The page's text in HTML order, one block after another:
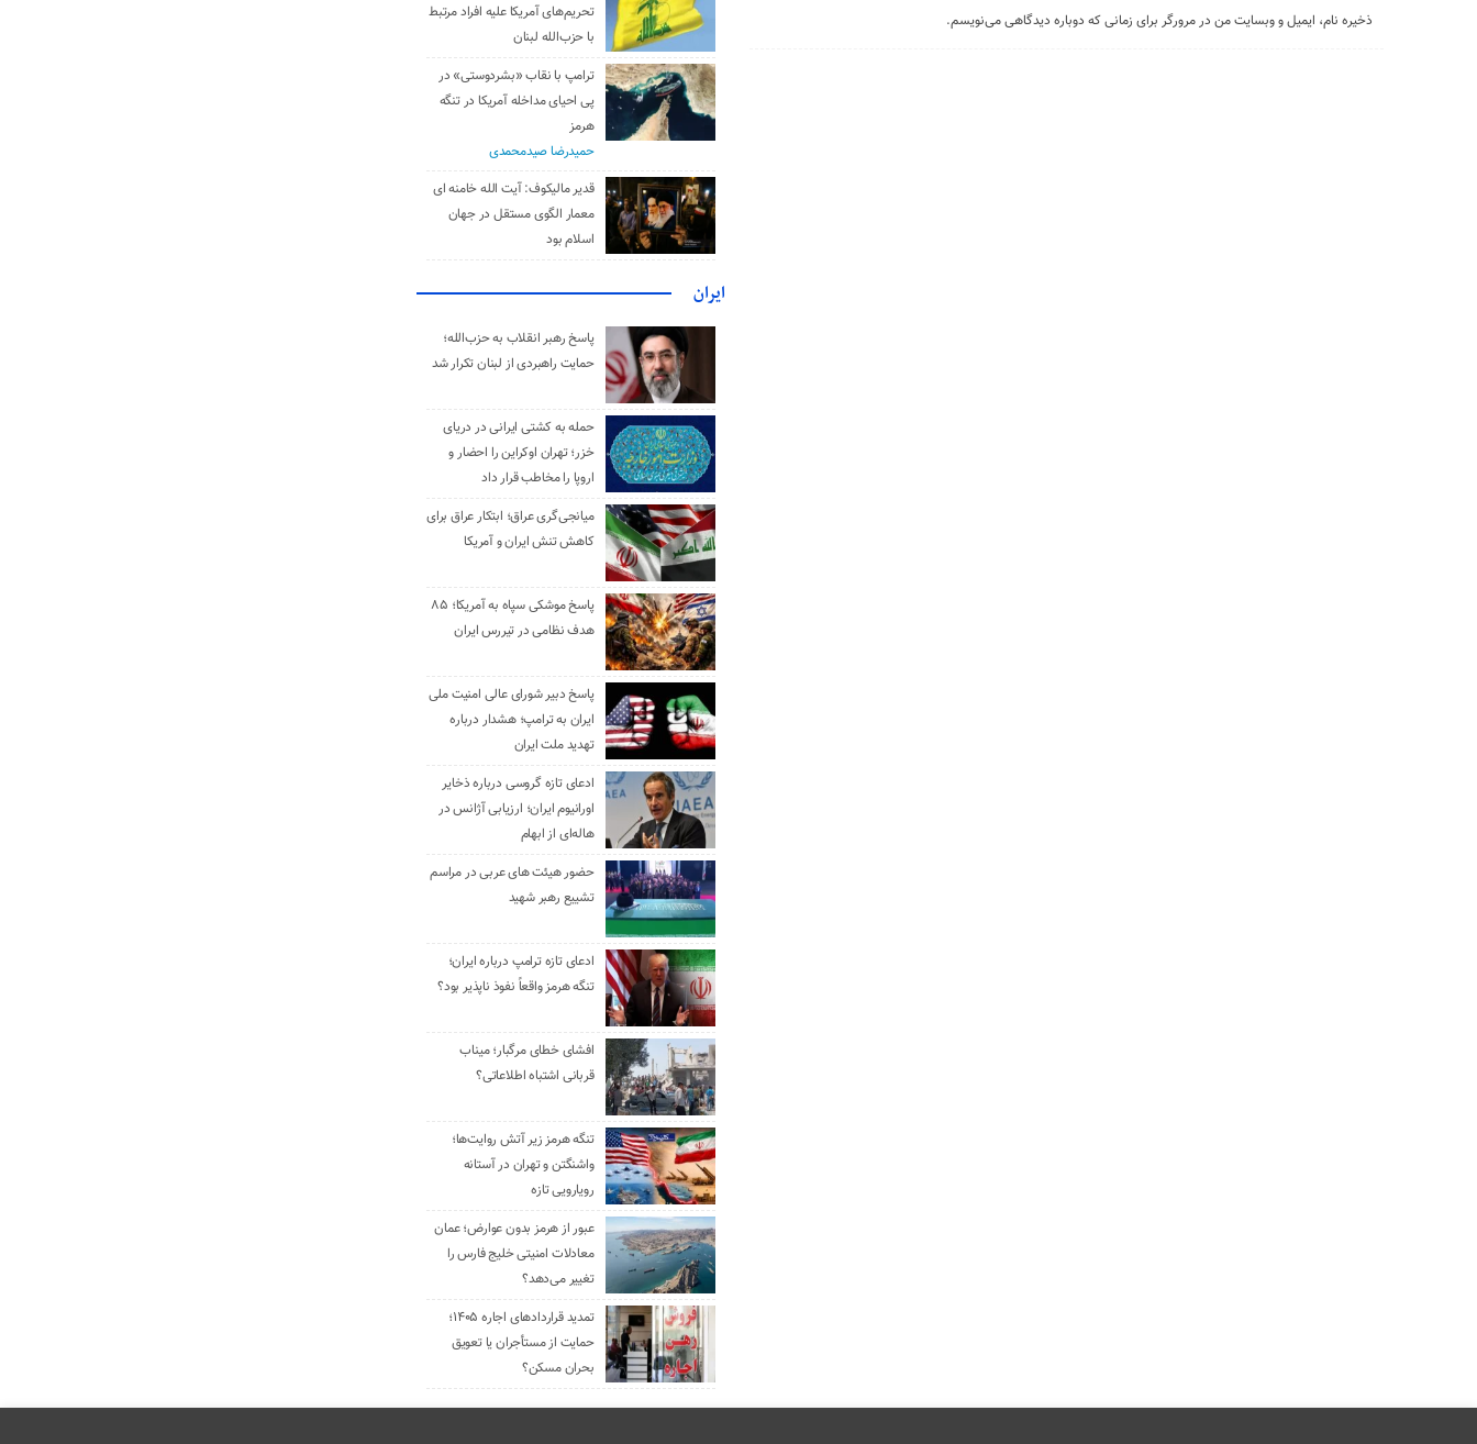
ذخیره نام، ایمیل و وبسایت من در مرورگر برای زمانی که دوباره دیدگاهی می‌نویسم.
تحریم‌های آمریکا علیه افراد مرتبط
با حزب‌الله لبنان
ترامپ با نقاب «بشردوستی» در
پی احیای مداخله آمریکا در تنگه
هرمز
حمیدرضا صیدمحمدی
قدیر مالیکوف: آیت‌ الله خامنه‌ ای
معمار الگوی مستقل در جهان
اسلام بود
ایران
پاسخ رهبر انقلاب به حزب‌الله؛
حمایت راهبردی از لبنان تکرار شد
حمله به کشتی ایرانی در دریای
خزر؛ تهران اوکراین را احضار و
اروپا را مخاطب قرار داد
میانجی‌گری عراق؛ ابتکار عراق برای
کاهش تنش ایران و آمریکا
پاسخ موشکی سپاه به آمریکا؛ ۸۵
هدف نظامی در تیررس ایران
پاسخ دبیر شورای عالی امنیت ملی
ایران به ترامپ؛ هشدار درباره
تهدید ملت ایران
ادعای تازه گروسی درباره ذخایر
اورانیوم ایران؛ ارزیابی آژانس در
هاله‌ای از ابهام
حضور هیئت‌ های عربی در مراسم
تشییع رهبر شهید
ادعای تازه ترامپ درباره ایران؛
تنگه هرمز واقعاً نفوذ ناپذیر بود؟
افشای خطای مرگبار؛ میناب
قربانی اشتباه اطلاعاتی؟
تنگه هرمز زیر آتش روایت‌ها؛
واشنگتن و تهران در آستانه
رویارویی تازه
عبور از هرمز بدون عوارض؛ عمان
معادلات امنیتی خلیج فارس را
تغییر می‌دهد؟
تمدید قراردادهای اجاره ۱۴۰۵؛
حمایت از مستأجران یا تعویق
بحران مسکن؟